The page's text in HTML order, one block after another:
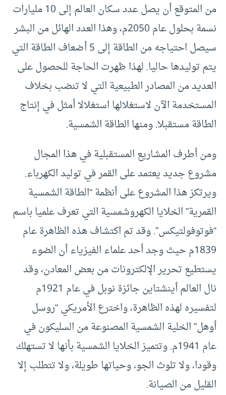
من المتوقع أن يصل عدد سكان العالم إلى 10 مليارات
نسمة بحلول عام 2050م، وهذا العدد الهائل من البشر
سيصل احتياجه من الطاقة إلى 5 أضعاف الطاقة التي
يتم توليدها حاليا. لهذا ظهرت الحاجة للحصول على
العديد من المصادر الطبيعية التي لا تنضب بخلاف
المستخدمة الآن لاستغلالها استغلالا أمثل في إنتاج
الطاقة مستقبلا. ومنها الطاقة الشمسية.
ومن أطرف المشاريع المستقبلية في هذا المجال
مشروع جديد يعتمد على القمر في توليد الكهرباء.
ويرتكز هذا المشروع على أنظمة “الطاقة الشمسية
القمرية” الخلايا الكهروشمسية التي تعرف علميا باسم
“فوتوفولتيكس”. وقد تم اكتشاف هذه الظاهرة عام
1839م حيث وجد أحد علماء الفيزياء أن الضوء
يستطيع تحرير الإلكترونات من بعض المعادن، وقد
نال العالم أينشتاين جائزة نوبل في عام 1921م
لتفسيره لهذه الظاهرة، واخترع الأمريكي “روسل
أوهل” الخلية الشمسية المصنوعة من السليكون في
عام 1941م. وتتميز الخلايا الشمسية بأنها لا تستهلك
وقودا، ولا تلوث الجو، وحياتها طويلة، ولا تتطلب إلا
القليل من الصيانة.